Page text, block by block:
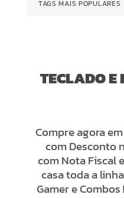
TAGS MAIS POPULARES
TECLADO E
Compre agora
com Desconto
com Nota Fiscal
casa toda a
Gamer e Combos